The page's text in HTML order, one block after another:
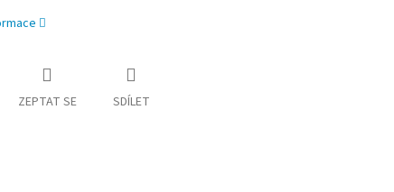
ZEPTAT SE SDÍLET